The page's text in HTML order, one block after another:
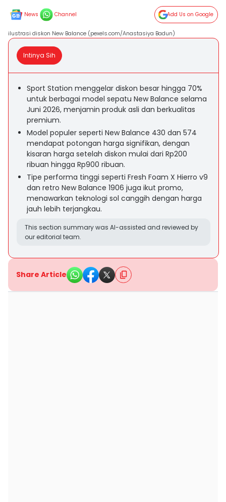
News Channel Add Us on Google
ilustrasi diskon New Balance (pexels.com/Anastasiya Badun)
Intinya Sih
Sport Station menggelar diskon besar hingga 70%
untuk berbagai model sepatu New Balance selama
Juni 2026, menjamin produk asli dan berkualitas
premium.
Model populer seperti New Balance 430 dan 574
mendapat potongan harga signifikan, dengan
kisaran harga setelah diskon mulai dari Rp200
ribuan hingga Rp900 ribuan.
Tipe performa tinggi seperti Fresh Foam X Hierro v9
dan retro New Balance 1906 juga ikut promo,
menawarkan teknologi sol canggih dengan harga
jauh lebih terjangkau.
This section summary was AI-assisted and reviewed by
our editorial team.
Share Article